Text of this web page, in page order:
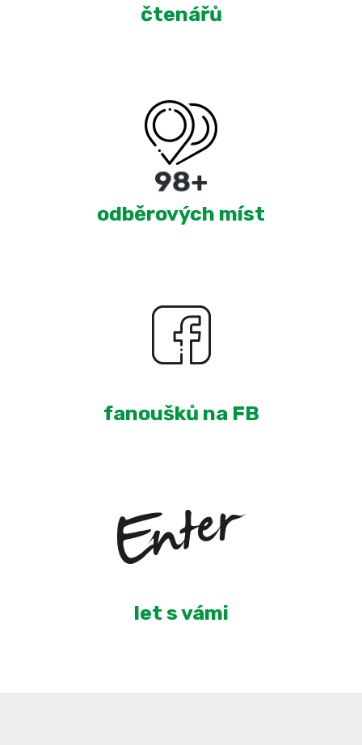
čtenářů
180+
odběrových míst
fanoušků na FB
let s vámi